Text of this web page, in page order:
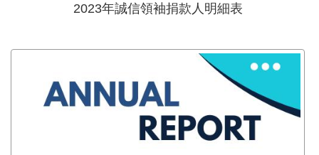
2023年誠信領袖捐款人明細表